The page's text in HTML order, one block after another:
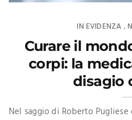
IN EVIDENZA ,
Curare il
corpi: la
disagio
Nel saggio di Roberto